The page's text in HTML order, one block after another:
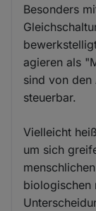
Besonders
agieren als
sind von den
steuerbar.
Vielleicht
um sich
biologischen